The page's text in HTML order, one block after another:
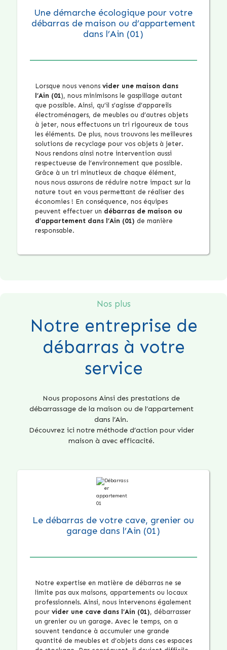
Une démarche écologique pour votre
débarras de maison ou d’appartement
dans l’Ain (01)
Lorsque nous venons vider une maison dans
l’Ain (01), nous minimisons le gaspillage autant
que possible. Ainsi, qu’il s’agisse d’appareils
électroménagers, de meubles ou d’autres objets
à jeter, nous effectuons un tri rigoureux de tous
les éléments. De plus, nous trouvons les meilleures
solutions de recyclage pour vos objets à jeter.
Nous rendons ainsi notre intervention aussi
respectueuse de l’environnement que possible.
Grâce à un tri minutieux de chaque élément,
nous nous assurons de réduire notre impact sur la
nature tout en vous permettant de réaliser des
économies ! En conséquence, nos équipes
peuvent effectuer un débarras de maison ou
d’appartement dans l’Ain (01) de manière
responsable.
Nos plus
Notre entreprise de
débarras à votre
service
Nous proposons Ainsi des prestations de
débarrassage de la maison ou de l’appartement
dans l’Ain.
Découvrez ici notre méthode d’action pour vider
maison à avec efficacité.
Le débarras de votre cave, grenier ou
garage dans l’Ain (01)
Notre expertise en matière de débarras ne se
limite pas aux maisons, appartements ou locaux
professionnels. Ainsi, nous intervenons également
pour vider une cave dans l’Ain (01), débarrasser
un grenier ou un garage. Avec le temps, on a
souvent tendance à accumuler une grande
quantité de meubles et d’objets dans ces espaces